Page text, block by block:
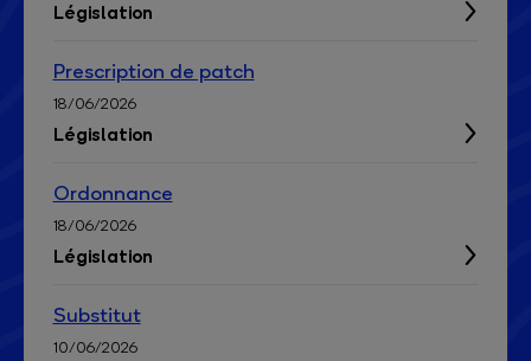
Législation
Prescription de patch
18/06/2026
Législation
Ordonnance
18/06/2026
Législation
Substitut
10/06/2026